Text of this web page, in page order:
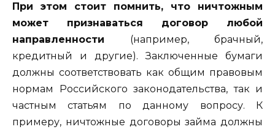
При этом стоит помнить, что ничтожным
может признаваться договор любой
направленности (например, брачный,
кредитный и другие). Заключенные бумаги
должны соответствовать как общим правовым
нормам Российского законодательства, так и
частным статьям по данному вопросу. К
примеру, ничтожные договоры займа должны